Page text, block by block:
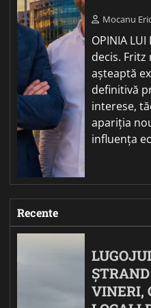
Mocanu
OPINIA LUI
decis. Fritz
așteaptă
definitivă
interese,
apariția
influența
Recente
VINERI,